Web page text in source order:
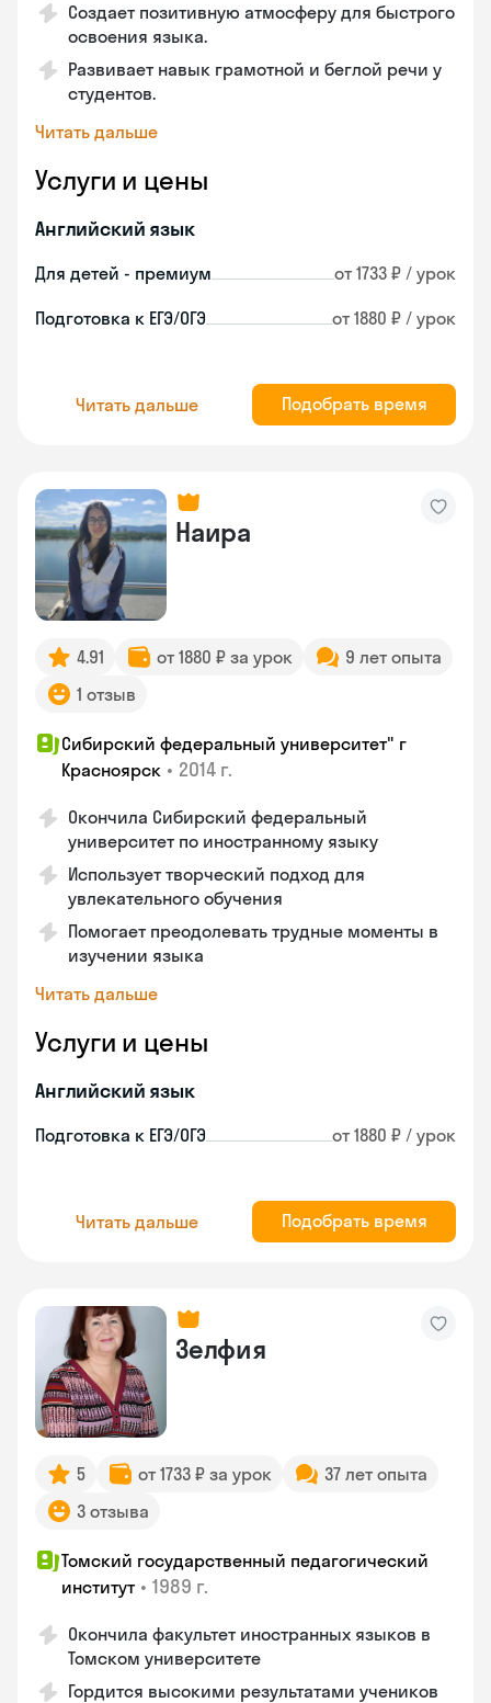
Создает позитивную атмосферу для быстрого
освоения языка.
Развивает навык грамотной и беглой речи у
студентов.
Читать дальше
Услуги и цены
Английский язык
Для детей - премиум от 1733 ₽ / урок
Подготовка к ЕГЭ/ОГЭ от 1880 ₽ / урок
Читать дальше Подобрать время
Наира
4.91 от 1880 ₽ за урок
9 лет опыта
1 отзыв
Сибирский федеральный университет" г
Красноярск • 2014 г.
Окончила Сибирский федеральный
университет по иностранному языку
Использует творческий подход для
увлекательного обучения
Помогает преодолевать трудные моменты в
изучении языка
Читать дальше
Услуги и цены
Английский язык
Подготовка к ЕГЭ/ОГЭ от 1880 ₽ / урок
Читать дальше Подобрать время
Зелфия
5 от 1733 ₽ за урок
37 лет опыта
3 отзыва
Томский государственный педагогический
институт • 1989 г.
Окончила факультет иностранных языков в
Томском университете
Гордится высокими результатами учеников